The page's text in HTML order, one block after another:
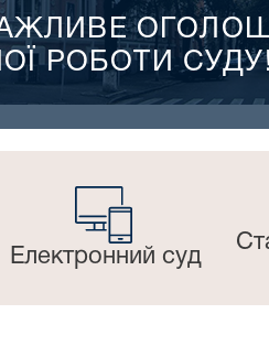
РОБОТИ
Електронний суд